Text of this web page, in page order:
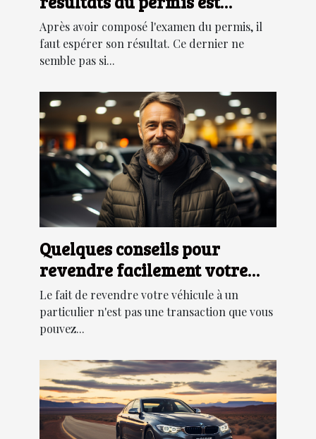
longue ?
Après avoir composé l'examen du permis, il
faut espérer son résultat. Ce dernier ne
semble pas si...
Quelques conseils pour
revendre facilement votre
véhicule
Le fait de revendre votre véhicule à un
particulier n'est pas une transaction que vous
pouvez...